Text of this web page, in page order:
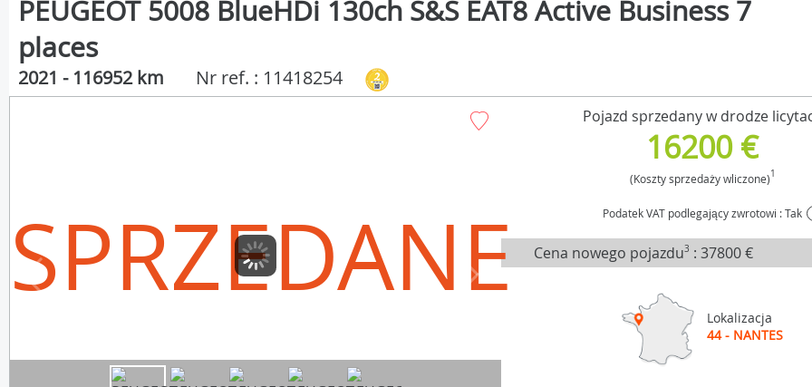
PEUGEOT 5008 BlueHDi 130ch S&S EAT8 Active Business 7
places
2021 - 116952 km Nr ref. : 11418254
SPRZEDANE
Pojazd sprzedany w drodze
16200 €
(Koszty sprzedaży wliczone)1
Podatek VAT podlegający zwrotowi : Tak
Cena nowego pojazdu3 : 37800 €
Lokalizacja
44 - NANTES